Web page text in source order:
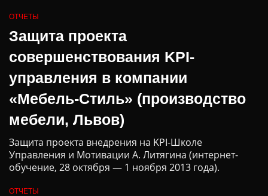
ОТЧЕТЫ
Защита проекта
совершенствования KPI-
управления в компании
«Мебель-Стиль» (производство
мебели, Львов)
Защита проекта внедрения на KPI-Школе
Управления и Мотивации А. Литягина (интернет-
обучение, 28 октября — 1 ноября 2013 года).
ОТЧЕТЫ